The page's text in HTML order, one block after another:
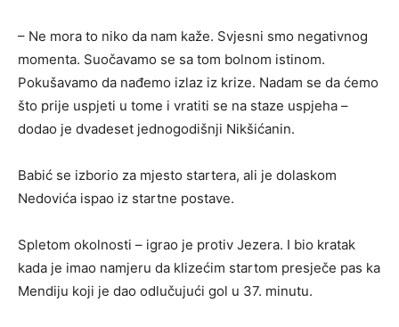
– Ne mora to niko da nam kaže. Svjesni smo negativnog
momenta. Suočavamo se sa tom bolnom istinom.
Pokušavamo da nađemo izlaz iz krize. Nadam se da ćemo
što prije uspjeti u tome i vratiti se na staze uspjeha –
dodao je dvadeset jednogodišnji Nikšićanin.
Babić se izborio za mjesto startera, ali je dolaskom
Nedovića ispao iz startne postave.
Spletom okolnosti – igrao je protiv Jezera. I bio kratak
kada je imao namjeru da klizećim startom presječe pas ka
Mendiju koji je dao odlučujući gol u 37. minutu.